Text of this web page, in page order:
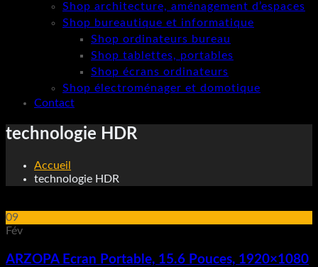
Shop architecture, aménagement d’espaces
Shop bureautique et informatique
Shop ordinateurs bureau
Shop tablettes, portables
Shop écrans ordinateurs
Shop électroménager et domotique
Contact
technologie HDR
Accueil
technologie HDR
09
Fév
ARZOPA Ecran Portable, 15.6 Pouces, 1920×1080